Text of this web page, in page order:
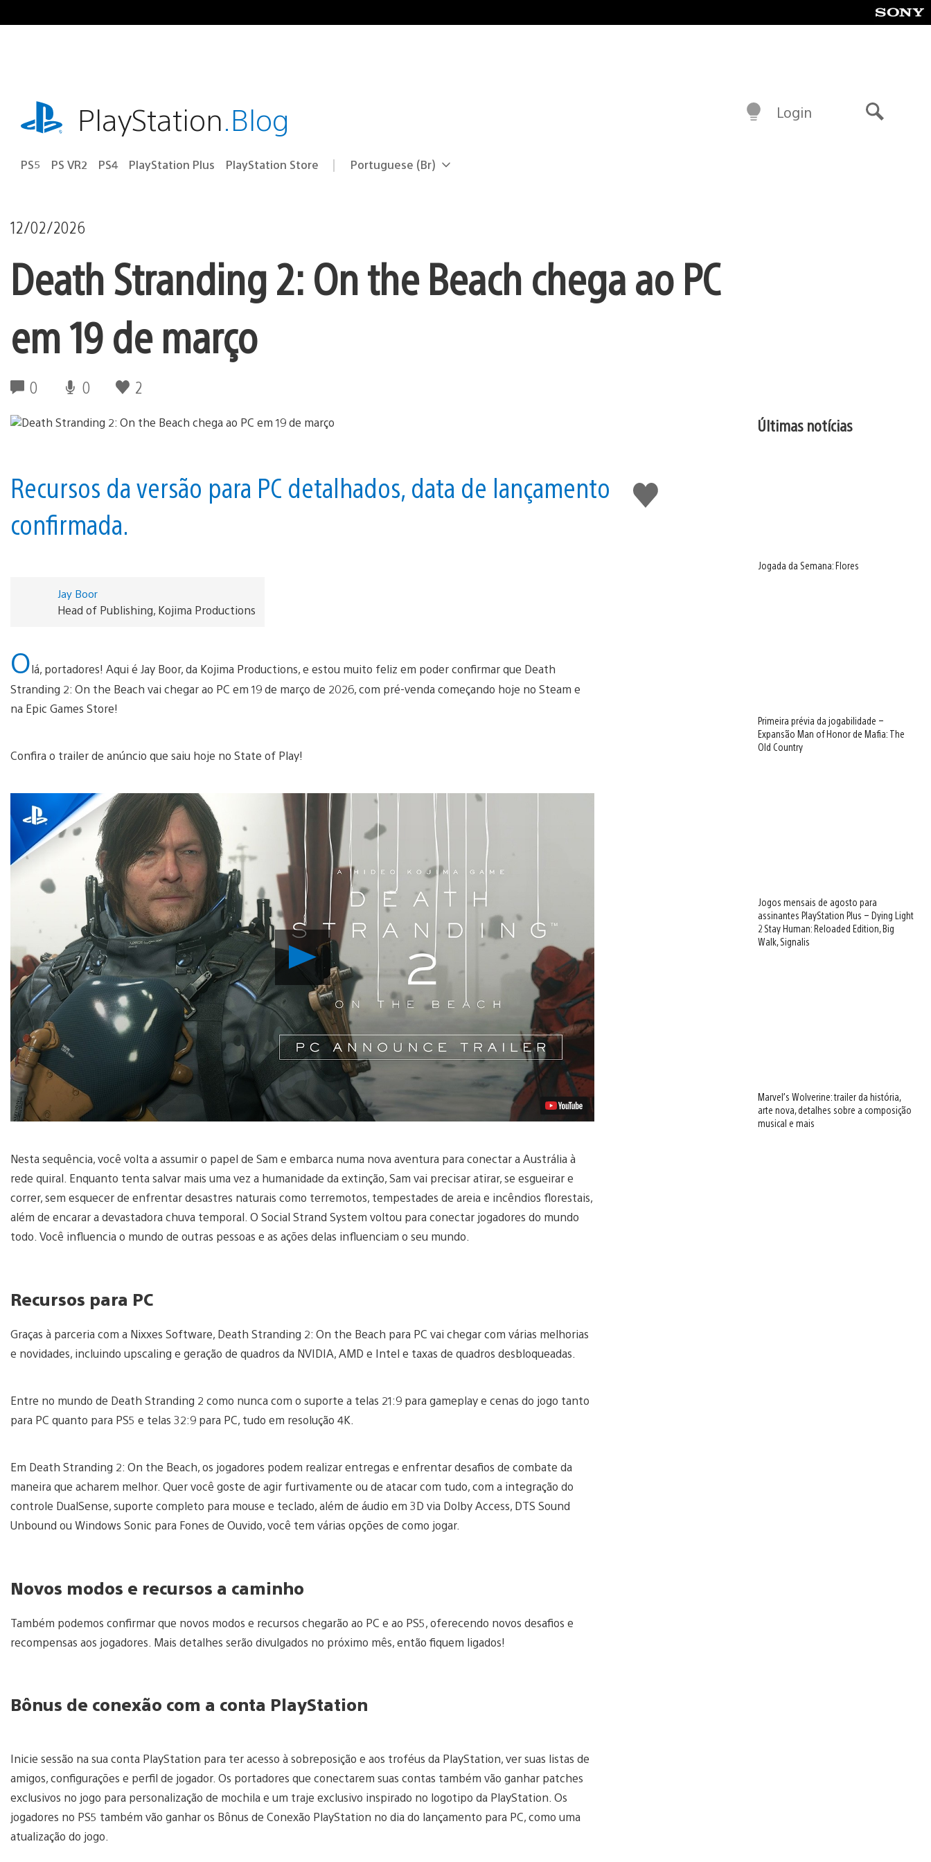
para
playstation.comPlayStation.Blog
PS5 PS VR2 PS4 PlayStation Plus PlayStation Store Selecione
Região
Portuguese (Br)
Login
12/02/2026
Death Stranding 2: On the Beach chega ao PC
em 19 de março
0 0 2
Curtir
Recursos da versão para PC detalhados, data de lançamento
confirmada.
Jay Boor
Head of Publishing, Kojima Productions
Olá, portadores! Aqui é Jay Boor, da Kojima Productions, e estou muito feliz em poder confirmar que Death
Stranding 2: On the Beach vai chegar ao PC em 19 de março de 2026, com pré-venda começando hoje no Steam e
na Epic Games Store!
Confira o trailer de anúncio que saiu hoje no State of Play!
Reproduzir
Vídeo
Nesta sequência, você volta a assumir o papel de Sam e embarca numa nova aventura para conectar a Austrália à
rede quiral. Enquanto tenta salvar mais uma vez a humanidade da extinção, Sam vai precisar atirar, se esgueirar e
correr, sem esquecer de enfrentar desastres naturais como terremotos, tempestades de areia e incêndios florestais,
além de encarar a devastadora chuva temporal. O Social Strand System voltou para conectar jogadores do mundo
todo. Você influencia o mundo de outras pessoas e as ações delas influenciam o seu mundo.
Recursos para PC
Graças à parceria com a Nixxes Software, Death Stranding 2: On the Beach para PC vai chegar com várias melhorias
e novidades, incluindo upscaling e geração de quadros da NVIDIA, AMD e Intel e taxas de quadros desbloqueadas.
Entre no mundo de Death Stranding 2 como nunca com o suporte a telas 21:9 para gameplay e cenas do jogo tanto
para PC quanto para PS5 e telas 32:9 para PC, tudo em resolução 4K.
Em Death Stranding 2: On the Beach, os jogadores podem realizar entregas e enfrentar desafios de combate da
maneira que acharem melhor. Quer você goste de agir furtivamente ou de atacar com tudo, com a integração do
controle DualSense, suporte completo para mouse e teclado, além de áudio em 3D via Dolby Access, DTS Sound
Unbound ou Windows Sonic para Fones de Ouvido, você tem várias opções de como jogar.
Novos modos e recursos a caminho
Também podemos confirmar que novos modos e recursos chegarão ao PC e ao PS5, oferecendo novos desafios e
recompensas aos jogadores. Mais detalhes serão divulgados no próximo mês, então fiquem ligados!
Bônus de conexão com a conta PlayStation
Inicie sessão na sua conta PlayStation para ter acesso à sobreposição e aos troféus da PlayStation, ver suas listas de
amigos, configurações e perfil de jogador. Os portadores que conectarem suas contas também vão ganhar patches
exclusivos no jogo para personalização de mochila e um traje exclusivo inspirado no logotipo da PlayStation. Os
jogadores no PS5 também vão ganhar os Bônus de Conexão PlayStation no dia do lançamento para PC, como uma
atualização do jogo.
Últimas notícias
Jogada da Semana: Flores
Primeira prévia da jogabilidade –
Expansão Man of Honor de Mafia: The
Old Country
Jogos mensais de agosto para
assinantes PlayStation Plus – Dying Light
2 Stay Human: Reloaded Edition, Big
Walk, Signalis
Marvel’s Wolverine: trailer da história,
arte nova, detalhes sobre a composição
musical e mais